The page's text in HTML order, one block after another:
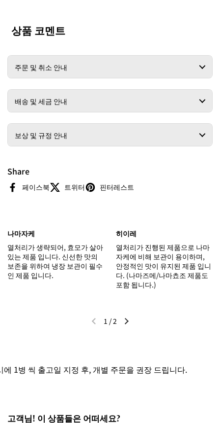
상품 코멘트
주문 및 취소 안내
배송 및 세금 안내
보상 및 규정 안내
Share
페이스북 트위터 핀터레스트
나마자케
열처리가 생략되어, 효모가 살아
있는 제품 입니다. 신선한 맛의
보존을 위하여 냉장 보관이 필수
인 제품 입니다.
히이레
열처리가 진행된 제품으로 나마
자케에 비해 보관이 용이하며,
안정적인 맛이 유지된 제품 입니
다. (나마즈메/나마쵸조 제품도
포함 됩니다.)
이전 슬라이드다음 슬라이드
1 /2
병 씩 출고일 지정 후, 개별 주문을 권장 드립니다.
고객님! 이 상품들은 어떠세요?